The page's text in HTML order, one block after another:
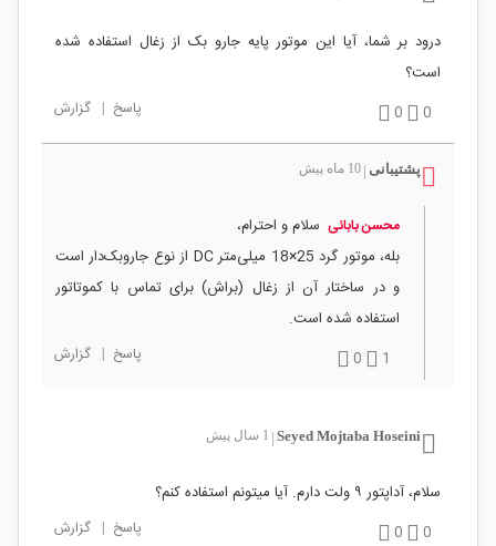
درود بر شما، آیا این موتور پایه جارو بک از زغال استفاده شده
است؟
0
0 پاسخ | گزارش
پشتیبانی 10 ماه پیش
محسن بابائی سلام و احترام،
بله، موتور گرد 25×18 میلی‌متر DC از نوع جاروبک‌دار است
و در ساختار آن از زغال (براش) برای تماس با کموتاتور
استفاده شده است.
1
0 پاسخ | گزارش
Seyed Mojtaba Hoseini 1 سال پیش
سلام، آداپتور ۹ ولت دارم. آیا میتونم استفاده کنم؟
0
0 پاسخ | گزارش